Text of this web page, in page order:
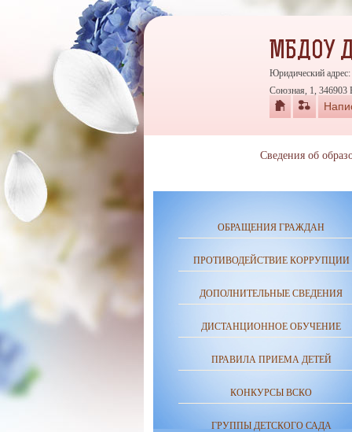
ОБРАЩЕНИЯ ГРАЖДАН
ПРОТИВОДЕЙСТВИЕ КОРРУПЦИИ
ДОПОЛНИТЕЛЬНЫЕ СВЕДЕНИЯ
ДИСТАНЦИОННОЕ ОБУЧЕНИЕ
ПРАВИЛА ПРИЕМА ДЕТЕЙ
КОНКУРСЫ ВСКО
ГРУППЫ ДЕТСКОГО САДА
МБДОУ
Юридический адрес:
Союзная, 1, 346903
Сведения об